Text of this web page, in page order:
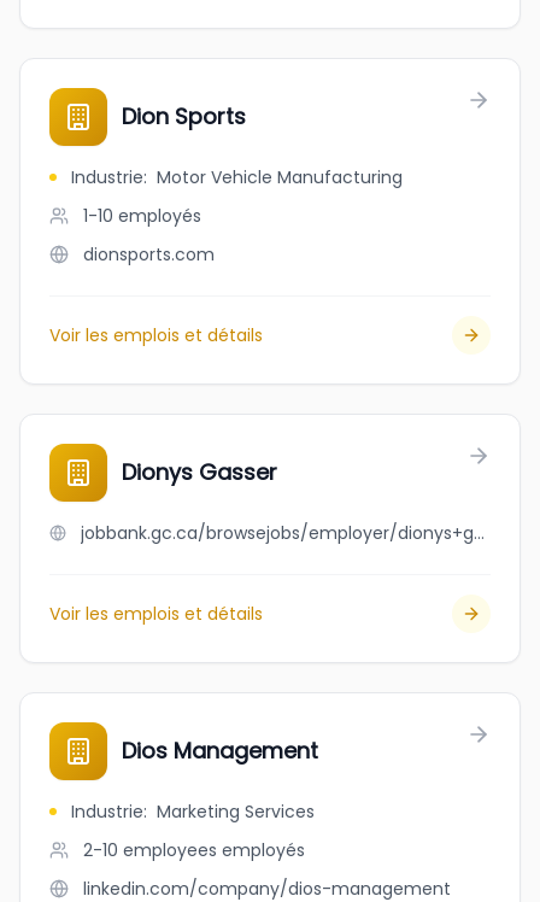
Dion Sports
Industrie: Motor Vehicle Manufacturing
1-10 employés
dionsports.com
Voir les emplois et détails
Dionys Gasser
jobbank.gc.ca/browsejobs/employer/dionys+gasser/ca
Voir les emplois et détails
Dios Management
Industrie: Marketing Services
2-10 employees employés
linkedin.com/company/dios-management